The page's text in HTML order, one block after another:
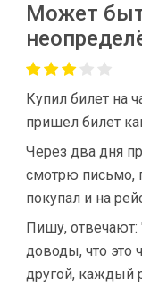
Может
Купил билет на
пришел билет
Через два дня
смотрю письмо,
покупал и на
Пишу, отвечают:
доводы, что это
другой, каждый